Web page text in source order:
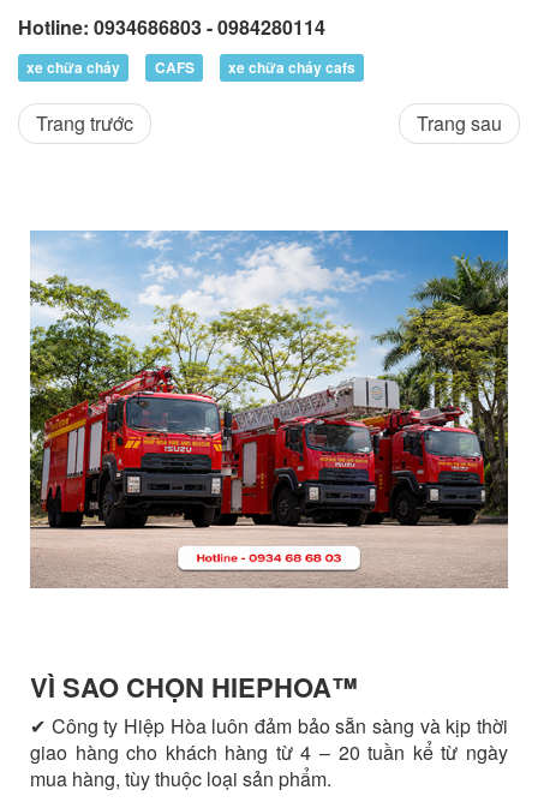
Hotline: 0934686803 - 0984280114
xe chữa cháy CAFS xe chữa cháy cafs
Trang trước Trang sau
VÌ SAO CHỌN HIEPHOA™️
✔ Công ty Hiệp Hòa luôn đảm bảo sẵn sàng và kịp thời
giao hàng cho khách hàng từ 4 – 20 tuần kể từ ngày
mua hàng, tùy thuộc loại sản phẩm.